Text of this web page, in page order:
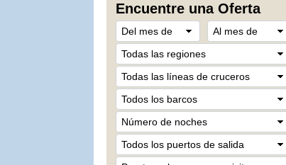
Encuentre una Oferta